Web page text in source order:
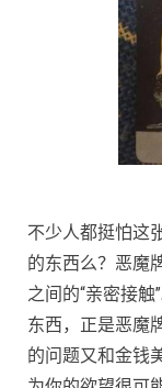
不少人都挺怕这
的东西么？恶魔
之间的“亲密接
东西，正是恶魔
的问题又和金钱